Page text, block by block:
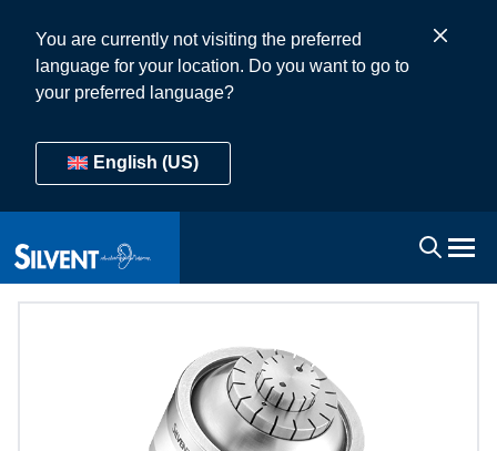
You are currently not visiting the preferred
language for your location. Do you want to go to
your preferred language?
English (US)